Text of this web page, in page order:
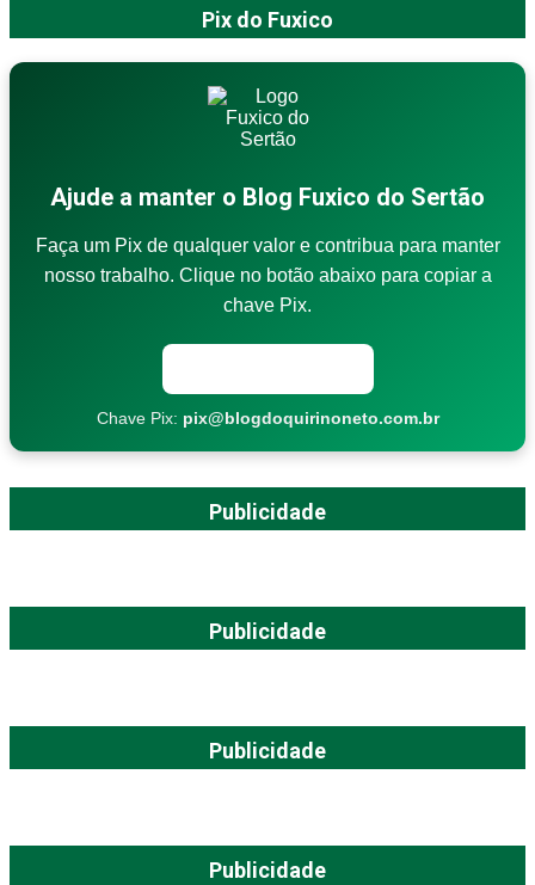
Pix do Fuxico
Ajude a manter o Blog Fuxico do Sertão
Faça um Pix de qualquer valor e contribua para manter
nosso trabalho. Clique no botão abaixo para copiar a
chave Pix.
Chave Pix: pix@blogdoquirinoneto.com.br
Publicidade
Publicidade
Publicidade
Publicidade